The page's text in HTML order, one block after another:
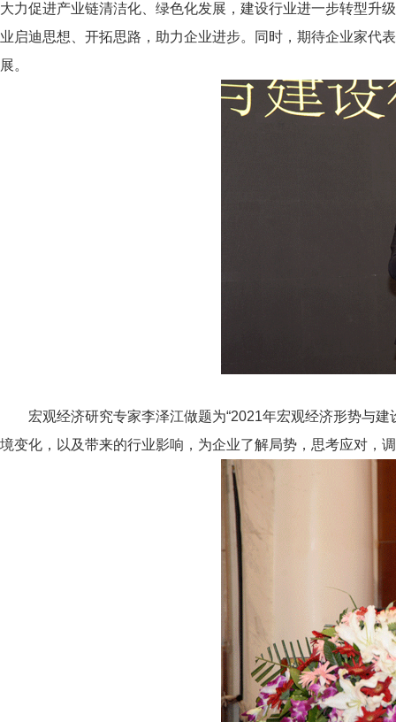
大力促进产业链清洁化、绿色化发展，建设行业进一步转型升
业启迪思想、开拓思路，助力企业进步。同时，期待企业家代
展。
宏观经济研究专家李泽江做题为“2021年宏观经济形势与
境变化，以及带来的行业影响，为企业了解局势，思考应对，